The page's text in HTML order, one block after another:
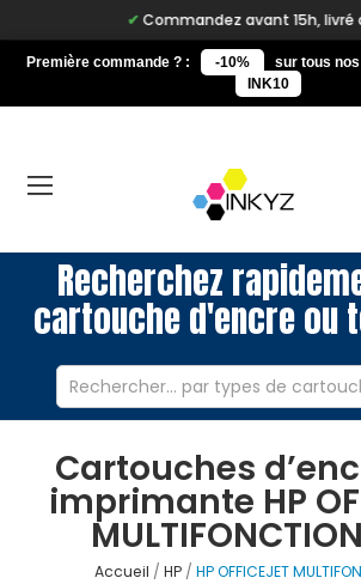
Commandez avant 15h, livré
Première commande ? : -10%
sur tous
INK10
Recherchez
cartouche d'encre ou
Cartouches
imprimante HP
Accueil HP HP OFFICEJET